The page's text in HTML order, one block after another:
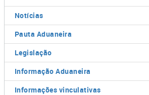
Notícias
Pauta Aduaneira
Legislação
Informação Aduaneira
Informações vinculativas